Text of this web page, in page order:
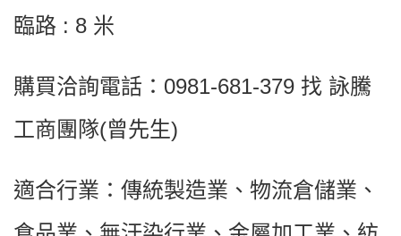
臨路 : 8 米
購買洽詢電話：0981-681-379 找 詠騰
工商團隊(曾先生)
適合行業：傳統製造業、物流倉儲業、